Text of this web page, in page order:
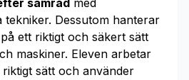
samråd med
tekniker. Dessutom hanterar
ett riktigt och säkert sätt
maskiner. Eleven arbetar
sätt och använder